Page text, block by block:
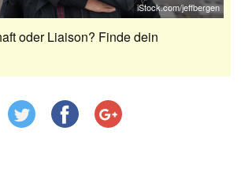
iStock.com/jeffbergen
oder Liaison? Finde dein